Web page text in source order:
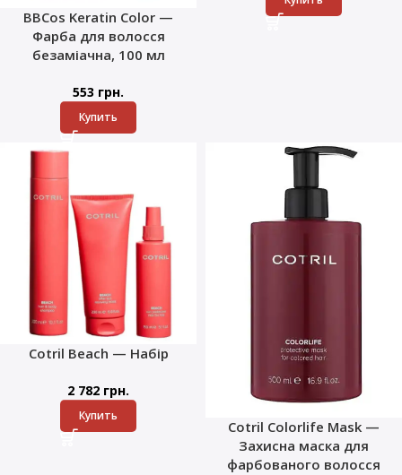
BBCos Keratin Color —
Фарба для волосся
безаміачна, 100 мл
553 грн.
Купить
Cotril Beach — Набір
2 782 грн.
Купить
Cotril Colorlife Mask —
Захисна маска для
фарбованого волосся